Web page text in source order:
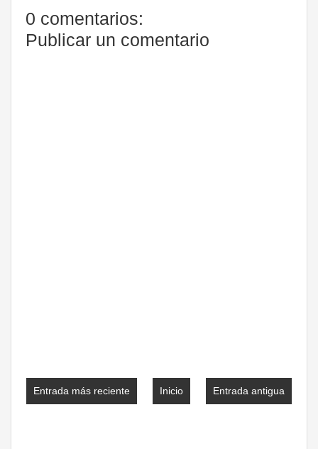
0 comentarios:
Publicar un comentario
Entrada más reciente Entrada antigua
Inicio